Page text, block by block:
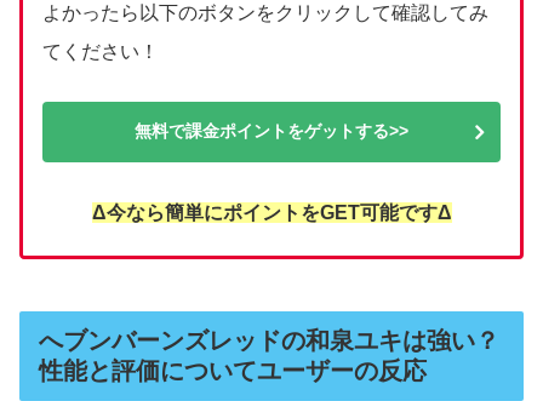
よかったら以下のボタンをクリックして確認してみ
てください！
無料で課金ポイントをゲットする>>
Δ今なら簡単にポイントをGET可能ですΔ
へブンバーンズレッドの和泉ユキは強い？
性能と評価についてユーザーの反応